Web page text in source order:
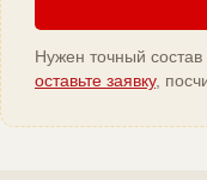
Нужен точный
оставьте заявку,